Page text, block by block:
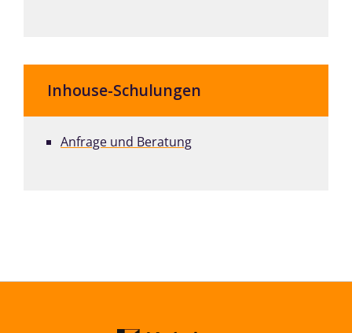
Inhouse-Schulungen
Anfrage und Beratung